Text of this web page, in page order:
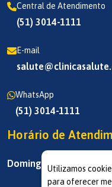
Central de Atendimento
(51) 3014-1111
E-mail
WhatsApp
(51) 3014-1111
Horário de
Domingo a Domingo
Utilizamos
para oferecer